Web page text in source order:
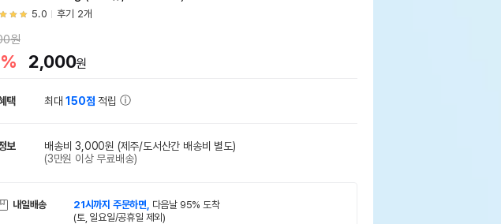
5.0 후기 2개
원
2,000원
택 최대150점 적립
보 배송비 3,000원 (제주/도서산간 배송비 별도)
(3만원 이상 무료배송)
내일배송 21시까지 주문하면, 다음날 95% 도착
(토, 일요일/공휴일 제외)